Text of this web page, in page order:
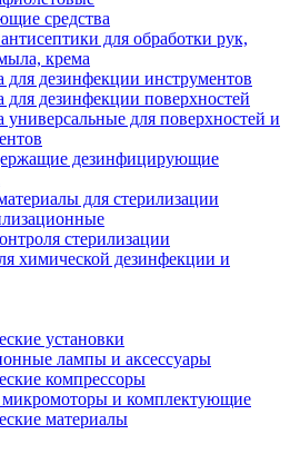
средства
для обработки рук,
крема
для дезинфекции инструментов
для дезинфекции поверхностей
универсальные для поверхностей и
дезинфицирующие
для стерилизации
стерилизации
химической дезинфекции и
установки
лампы и аксессуары
компрессоры
и комплектующие
материалы